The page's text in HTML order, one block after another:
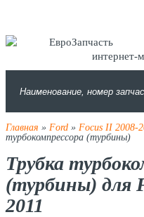
интернет-
Главная » Ford» Focus II 2008-
турбокомпрессора (турбины)
Трубка
(турбины) для
2011